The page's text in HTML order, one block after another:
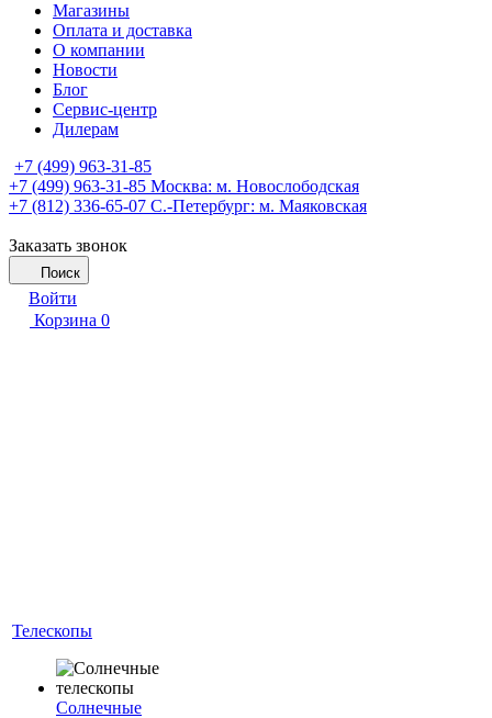
Магазины
Оплата и доставка
О компании
Новости
Блог
Сервис-центр
Дилерам
+7 (499) 963-31-85
+7 (499) 963-31-85 Москва: м. Новослободская
+7 (812) 336-65-07 С.-Петербург: м. Маяковская
Заказать звонок
Поиск
Войти
Корзина 0
Телескопы
Солнечные